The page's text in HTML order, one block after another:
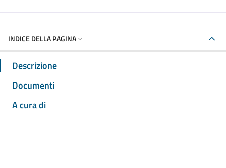
INDICE DELLA PAGINA
Descrizione
Documenti
A cura di